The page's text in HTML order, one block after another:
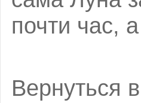
почти час,
Вернуться